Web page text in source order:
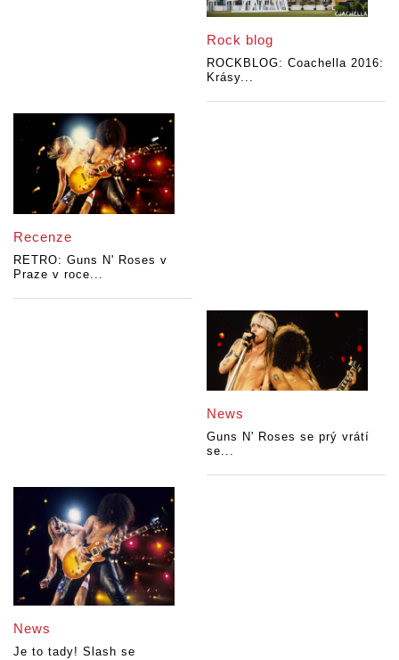
Rock blog
ROCKBLOG: Coachella 2016:
Krásy...
Recenze
RETRO: Guns N' Roses v
Praze v roce...
News
Guns N' Roses se prý vrátí
se...
News
Je to tady! Slash se